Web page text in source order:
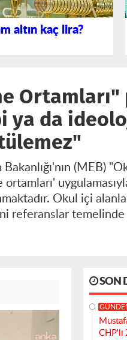
altın kaç lira?
da
(MEB)
Okul içi
referanslar
SON
CHP'li